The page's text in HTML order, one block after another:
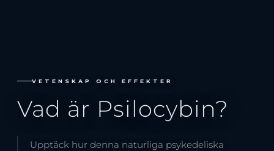
VETENSKAP OCH EFFEKTER
Vad är Psilocybin?
Upptäck hur denna naturliga psykedeliska